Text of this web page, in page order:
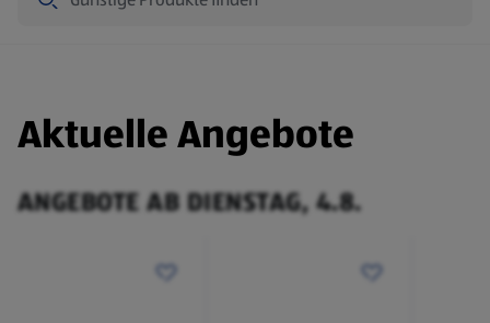
Aktuelle Angebote
ANGEBOTE AB DIENSTAG, 4.8.